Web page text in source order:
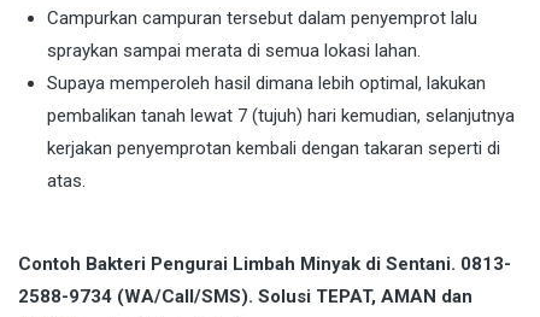
Campurkan campuran tersebut dalam penyemprot lalu
spraykan sampai merata di semua lokasi lahan.
Supaya memperoleh hasil dimana lebih optimal, lakukan
pembalikan tanah lewat 7 (tujuh) hari kemudian, selanjutnya
kerjakan penyemprotan kembali dengan takaran seperti di
atas.
Contoh Bakteri Pengurai Limbah Minyak di Sentani. 0813-
2588-9734 (WA/Call/SMS). Solusi TEPAT, AMAN dan